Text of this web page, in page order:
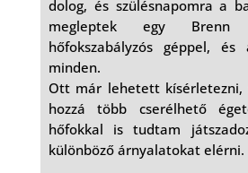
dolog, és szülésnapomra a
megleptek egy Brenn
hőfokszabályzós géppel, és
minden.
Ott már lehetett
hozzá több cserélhető
hőfokkal is tudtam
különböző árnyalatokat elérni.